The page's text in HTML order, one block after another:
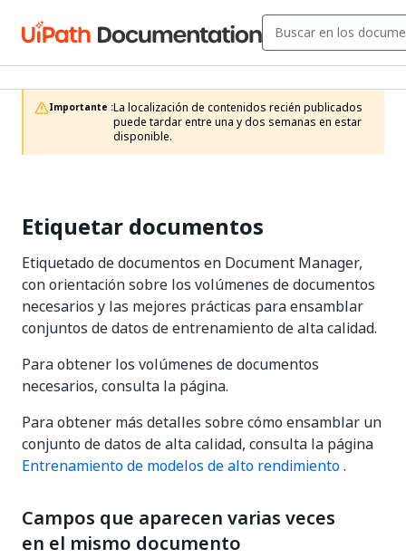
Importante :La localización de contenidos recién publicados
puede tardar entre una y dos semanas en estar
disponible.
Etiquetar documentos
Etiquetado de documentos en Document Manager,
con orientación sobre los volúmenes de documentos
necesarios y las mejores prácticas para ensamblar
conjuntos de datos de entrenamiento de alta calidad.
Para obtener los volúmenes de documentos
necesarios, consulta la página.
Para obtener más detalles sobre cómo ensamblar un
conjunto de datos de alta calidad, consulta la página
Entrenamiento de modelos de alto rendimiento.
Campos que aparecen varias veces
en el mismo documento